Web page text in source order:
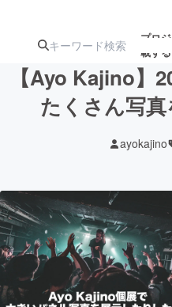
プロ
載す
ジェクト
アート・写真
テクノロジー・ガ
映像・映画
【Ayo Kajino】
たくさん写真
ayokajino